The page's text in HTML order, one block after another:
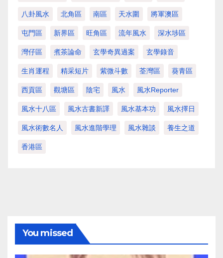
八卦風水 北角區 南區 天水圍 將軍澳區
屯門區 新界區 旺角區 流年風水 深水埗區
灣仔區 煮茶論命 玄學奇異過案 玄學錄音
生肖運程 精采短片 紫微斗數 荃灣區 葵青區
西貢區 觀塘區 陰宅 風水 風水Reporter
風水十八區 風水古書新譯 風水基本功 風水擇日
風水術數名人 風水進階學理 風水雜談 養生之道
香港區
You missed